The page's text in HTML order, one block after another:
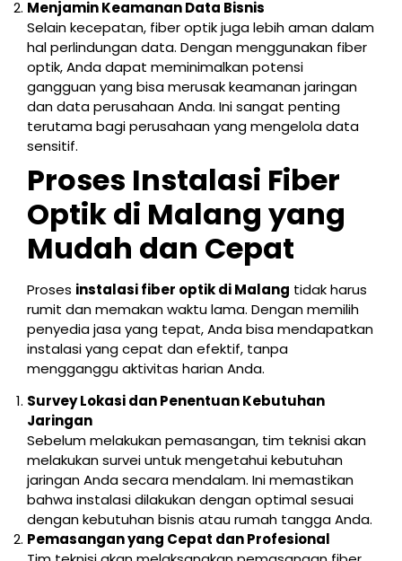
Menjamin Keamanan Data Bisnis
Selain kecepatan, fiber optik juga lebih aman dalam
hal perlindungan data. Dengan menggunakan fiber
optik, Anda dapat meminimalkan potensi
gangguan yang bisa merusak keamanan jaringan
dan data perusahaan Anda. Ini sangat penting
terutama bagi perusahaan yang mengelola data
sensitif.
Proses Instalasi Fiber
Optik di Malang yang
Mudah dan Cepat
Proses instalasi fiber optik di Malang tidak harus
rumit dan memakan waktu lama. Dengan memilih
penyedia jasa yang tepat, Anda bisa mendapatkan
instalasi yang cepat dan efektif, tanpa
mengganggu aktivitas harian Anda.
Survey Lokasi dan Penentuan Kebutuhan
Jaringan
Sebelum melakukan pemasangan, tim teknisi akan
melakukan survei untuk mengetahui kebutuhan
jaringan Anda secara mendalam. Ini memastikan
bahwa instalasi dilakukan dengan optimal sesuai
dengan kebutuhan bisnis atau rumah tangga Anda.
Pemasangan yang Cepat dan Profesional